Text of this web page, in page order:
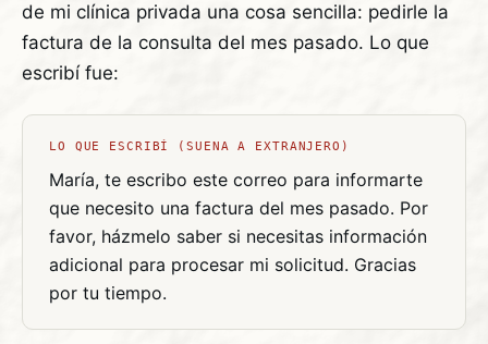
de mi clínica privada una cosa sencilla: pedirle la
factura de la consulta del mes pasado. Lo que
escribí fue:
LO QUE ESCRIBÍ (SUENA A EXTRANJERO)
María, te escribo este correo para informarte
que necesito una factura del mes pasado. Por
favor, házmelo saber si necesitas información
adicional para procesar mi solicitud. Gracias
por tu tiempo.